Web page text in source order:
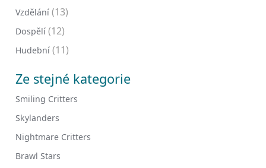
Vzdělání (13)
Dospělí (12)
Hudební (11)
Ze stejné kategorie
Smiling Critters
Skylanders
Nightmare Critters
Brawl Stars